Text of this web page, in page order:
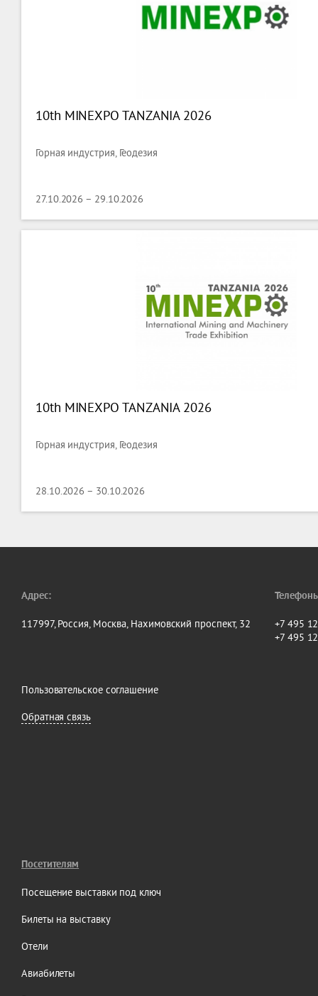
10th MINEXPO TANZANIA 2026
Горная индустрия, Геодезия
27.10.2026 – 29.10.2026
10th MINEXPO TANZANIA 2026
Горная индустрия, Геодезия
28.10.2026 – 30.10.2026
Адрес:
117997, Россия, Москва, Нахимовский проспект, 32
+7 495
+7 495
Пользовательское соглашение
Обратная связь
Посетителям
Посещение выставки под ключ
Билеты на выставку
Отели
Авиабилеты